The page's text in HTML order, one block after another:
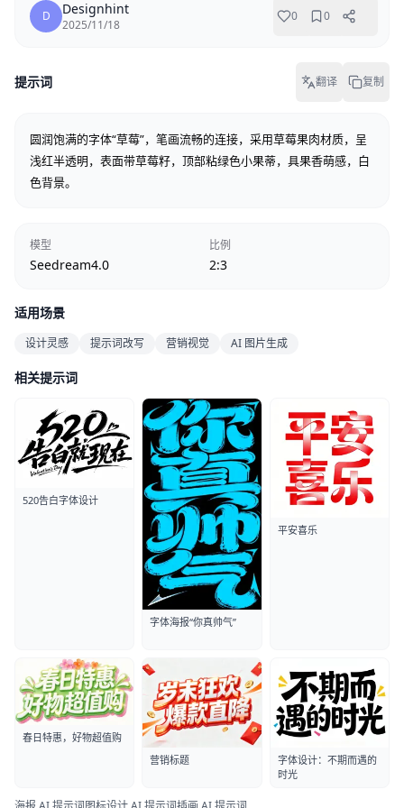
D Designhint
2025/11/18
0 0
提示词 翻译 复制
圆润饱满的字体“草莓”，笔画流畅的连接，采用草莓果肉材质，呈
浅红半透明，表面带草莓籽，顶部粘绿色小果蒂，具果香萌感，白
色背景。
模型
Seedream4.0
比例
2:3
适用场景
设计灵感 提示词改写 营销视觉 AI 图片生成
相关提示词
520告白字体设计
字体海报“你真帅气”
平安喜乐
春日特惠，好物超值购
营销标题
字体设计：不期而遇的
时光